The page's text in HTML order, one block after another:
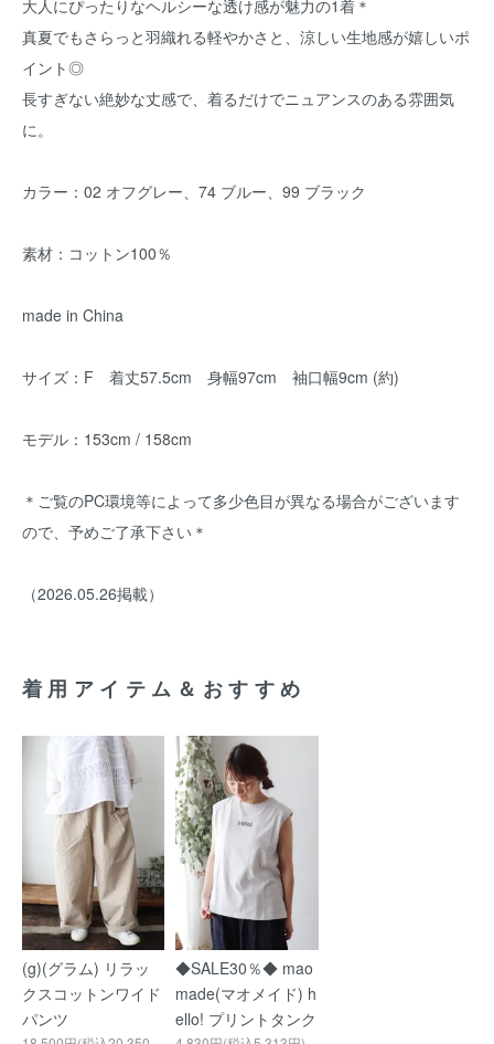
大人にぴったりなヘルシーな透け感が魅力の1着＊
真夏でもさらっと羽織れる軽やかさと、涼しい生地感が嬉しいポ
イント◎
長すぎない絶妙な丈感で、着るだけでニュアンスのある雰囲気
に。
カラー：02 オフグレー、74 ブルー、99 ブラック
素材：コットン100％
made in China
サイズ：F 着丈57.5cm 身幅97cm 袖口幅9cm (約)
モデル：153cm / 158cm
＊ご覧のPC環境等によって多少色目が異なる場合がございます
ので、予めご了承下さい＊
（2026.05.26掲載）
着用アイテム＆おすすめ
(g)(グラム) リラッ
クスコットンワイド
パンツ
◆SALE30％◆ mao
made(マオメイド) h
ello! プリントタンク